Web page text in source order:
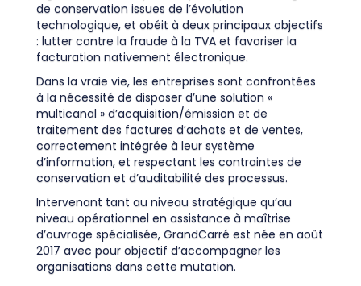
de conservation issues de l’évolution
technologique, et obéit à deux principaux objectifs
: lutter contre la fraude à la TVA et favoriser la
facturation nativement électronique.
Dans la vraie vie, les entreprises sont confrontées
à la nécessité de disposer d’une solution «
multicanal » d’acquisition/émission et de
traitement des factures d’achats et de ventes,
correctement intégrée à leur système
d’information, et respectant les contraintes de
conservation et d’auditabilité des processus.
Intervenant tant au niveau stratégique qu’au
niveau opérationnel en assistance à maîtrise
d’ouvrage spécialisée, GrandCarré est née en août
2017 avec pour objectif d’accompagner les
organisations dans cette mutation.